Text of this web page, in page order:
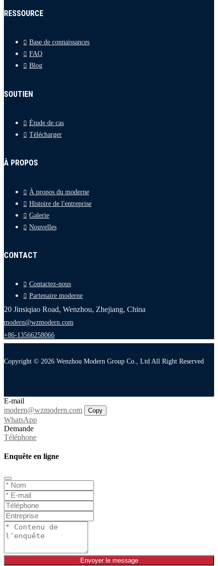
RESSOURCE
Base de connaissances
FAQ
Blog
SOUTIEN
Étude de cas
Télécharger
À PROPOS
À propos du moderne
Histoire de l'entreprise
Galerie
Nouvelles
CONTACT
Contactez-nous
Partenaire moderne
20 Jinsiqiao Road, Wenzhou, Zhejiang, China
modern@wzmodern.com
+86-13566258066
Copyright © 2026 Wenzhou Modern Group Co., Ltd All Right Reserved
E-mail
modern@wzmodern.com
Copy
WhatsApp
Demande
Téléphone
Enquête en ligne
Envoyer le message